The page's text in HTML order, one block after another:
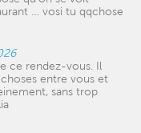
… vosi tu qqchose
ce rendez-vous. Il
entre vous et
sans trop